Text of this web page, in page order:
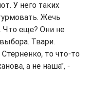
У него таких
Жечь
Что еще? Они не
Твари.
то что-то
а не наша", -